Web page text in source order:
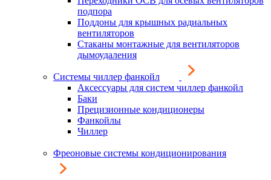
подпора
Поддоны для крышных радиальных
вентиляторов
Стаканы монтажные для вентиляторов
дымоудаления
Системы чиллер фанкойл
Аксессуары для систем чиллер фанкойл
Баки
Прецизионные кондиционеры
Фанкойлы
Чиллер
Фреоновые системы кондиционирования